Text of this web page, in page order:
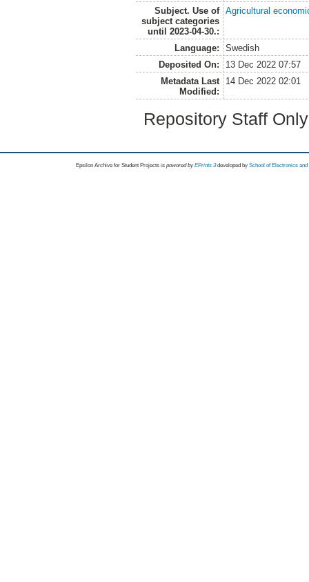
Subject. Use of
subject categories
until 2023-04-30.:
Agricultural
Language:
Swedish
Deposited On:
13 Dec 2022 07:57
Metadata Last
Modified:
14 Dec 2022 02:01
Repository Staff
Epsilon Archive for Student Projects is powored byEPrints 3 developed by School of Electronics